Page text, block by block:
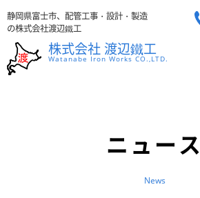
静岡県富士市、配管工事・設計・製造
の株式会社渡辺鐵工
株式会社 渡辺鐵工
Watanabe Iron Works CO.,LTD.
ニュース
News